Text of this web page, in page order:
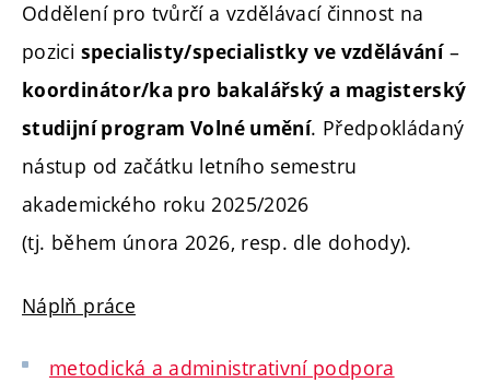
Oddělení pro tvůrčí a vzdělávací činnost na
pozici specialisty/specialistky ve vzdělávání–
koordinátor/ka pro bakalářský a magisterský
studijní program Volné umění. Předpokládaný
nástup od začátku letního semestru
akademického roku 2025/2026
(tj. během února 2026, resp. dle dohody).
Náplň práce
metodická a administrativní podpora